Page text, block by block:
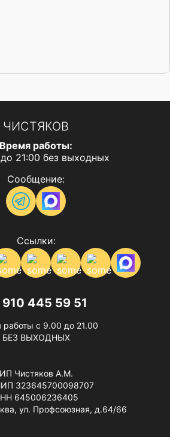
ЧИСТЯКОВ
Время работы:
21:00 без выходных
Сообщение:
Ссылки:
910 445 59 51
работы с 9.00 до 21.00
БЕЗ ВЫХОДНЫХ
ИП Чистяков А.М.
323645700098707
645006236405
ул. Профсоюзная, д.64/66